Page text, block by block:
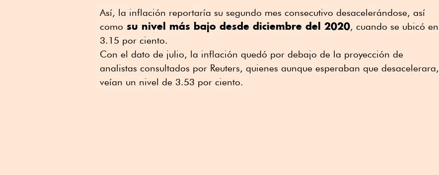
Así, la inflación reportaría su segundo mes consecutivo desacelerándose, así
como su nivel más bajo desde diciembre del 2020, cuando se ubicó en
3.15 por ciento.
Con el dato de julio, la inflación quedó por debajo de la proyección de
analistas consultados por Reuters, quienes aunque esperaban que desacelerara,
veían un nivel de 3.53 por ciento.